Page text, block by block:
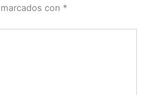
con *